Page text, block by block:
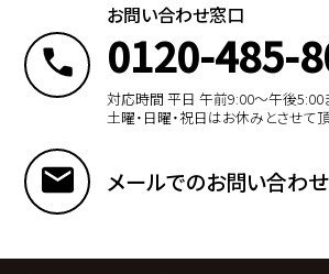
お問い合わせ窓口
0120-485-
対応時間 平日 午前9:00〜午後5:00
土曜・日曜・祝日はお休みとさせて
メールでのお問い合わせ